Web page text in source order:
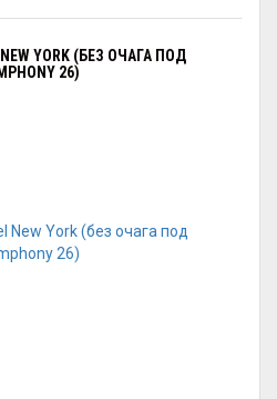
YORK (БЕЗ ОЧАГА ПОД
26)